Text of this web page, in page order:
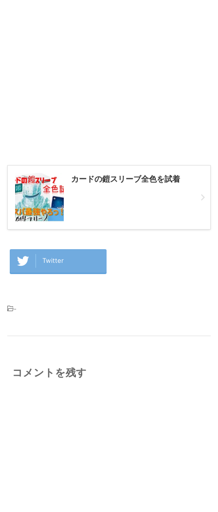
カードの鎧スリーブ全色を試着
Twitter
-
コメントを残す